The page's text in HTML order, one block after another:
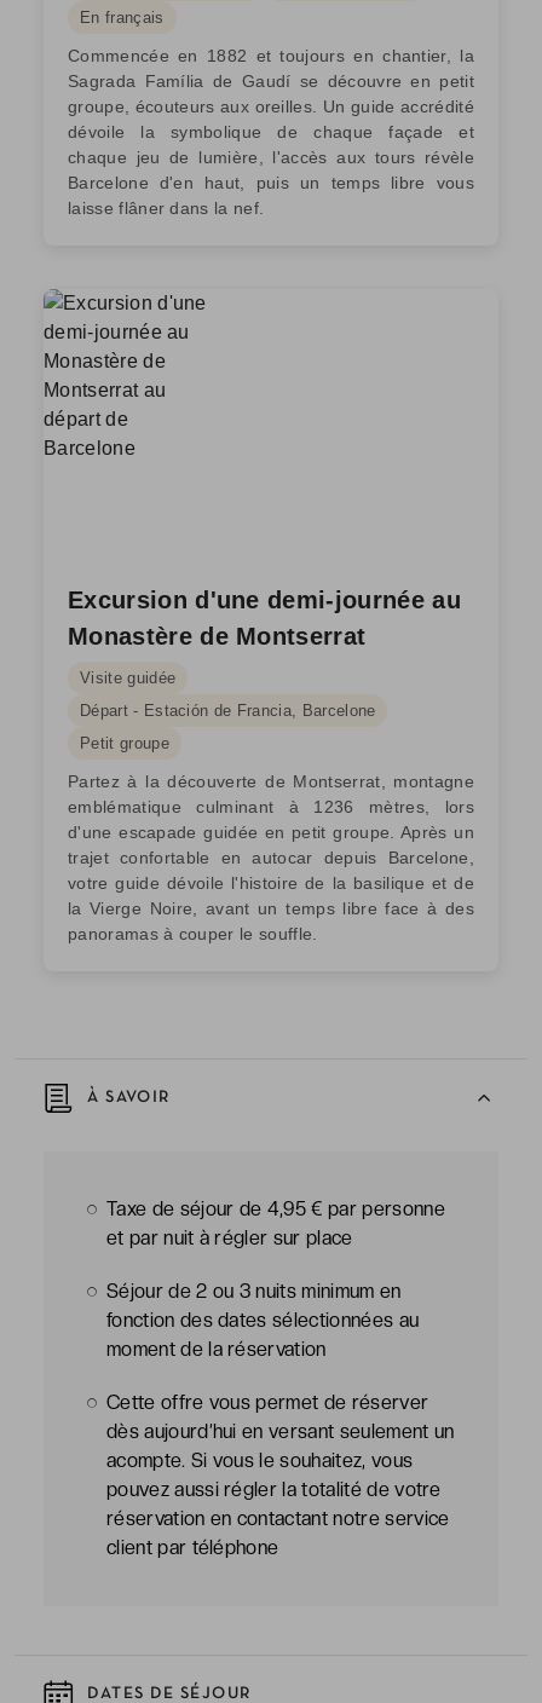
À SAVOIR
Taxe de séjour de 4,95 € par personne
et par nuit à régler sur place
Séjour de 2 ou 3 nuits minimum en
fonction des dates sélectionnées au
moment de la réservation
Cette offre vous permet de réserver
dès aujourd’hui en versant seulement un
acompte. Si vous le souhaitez, vous
pouvez aussi régler la totalité de votre
réservation en contactant notre service
client par téléphone
DATES DE SÉJOUR
En français
Commencée en 1882 et toujours en chantier, la
Sagrada Família de Gaudí se découvre en petit
groupe, écouteurs aux oreilles. Un guide accrédité
dévoile la symbolique de chaque façade et
chaque jeu de lumière, l'accès aux tours révèle
Barcelone d'en haut, puis un temps libre vous
laisse flâner dans la nef.
Excursion d'une demi-journée au
Monastère de Montserrat
Visite guidée
Départ - Estación de Francia, Barcelone
Petit groupe
Partez à la découverte de Montserrat, montagne
emblématique culminant à 1236 mètres, lors
d'une escapade guidée en petit groupe. Après un
trajet confortable en autocar depuis Barcelone,
votre guide dévoile l'histoire de la basilique et de
la Vierge Noire, avant un temps libre face à des
panoramas à couper le souffle.